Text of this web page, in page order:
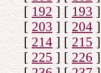
[192] [193]
[203] [204]
[214] [215]
[225] [226]